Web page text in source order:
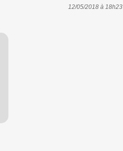
12/05/2018 à 18h23